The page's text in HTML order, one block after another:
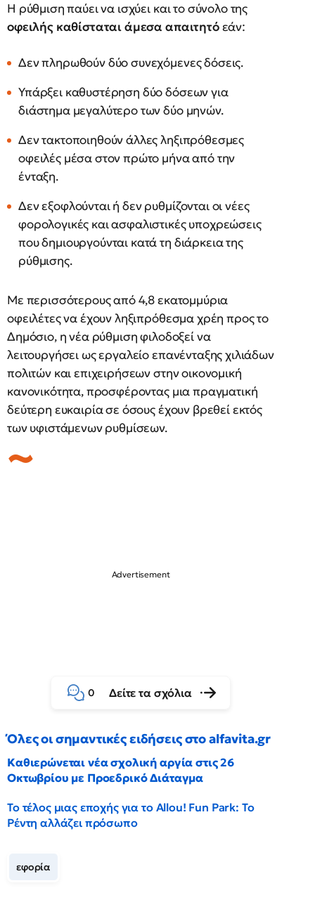
Η ρύθμιση παύει να ισχύει και το σύνολο της
οφειλής καθίσταται άμεσα απαιτητόεάν:
Δεν πληρωθούν δύο συνεχόμενες δόσεις.
Υπάρξει καθυστέρηση δύο δόσεων για
διάστημα μεγαλύτερο των δύο μηνών.
Δεν τακτοποιηθούν άλλες ληξιπρόθεσμες
οφειλές μέσα στον πρώτο μήνα από την
ένταξη.
Δεν εξοφλούνται ή δεν ρυθμίζονται οι νέες
φορολογικές και ασφαλιστικές υποχρεώσεις
που δημιουργούνται κατά τη διάρκεια της
ρύθμισης.
Με περισσότερους από 4,8 εκατομμύρια
οφειλέτες να έχουν ληξιπρόθεσμα χρέη προς το
Δημόσιο, η νέα ρύθμιση φιλοδοξεί να
λειτουργήσει ως εργαλείο επανένταξης χιλιάδων
πολιτών και επιχειρήσεων στην οικονομική
κανονικότητα, προσφέροντας μια πραγματική
δεύτερη ευκαιρία σε όσους έχουν βρεθεί εκτός
των υφιστάμενων ρυθμίσεων.
0 Δείτε τα σχόλια
Όλες οι σημαντικές ειδήσεις στο alfavita.gr
Καθιερώνεται νέα σχολική αργία στις 26
Οκτωβρίου με Προεδρικό Διάταγμα
Το τέλος μιας εποχής για το Allou! Fun Park: Το
Ρέντη αλλάζει πρόσωπο
εφορία